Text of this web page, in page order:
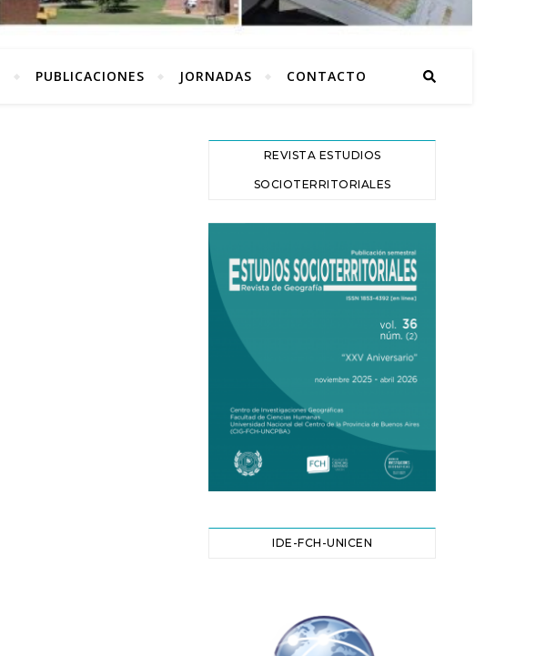
PUBLICACIONES JORNADAS CONTACTO
REVISTA ESTUDIOS
SOCIOTERRITORIALES
IDE-FCH-UNICEN